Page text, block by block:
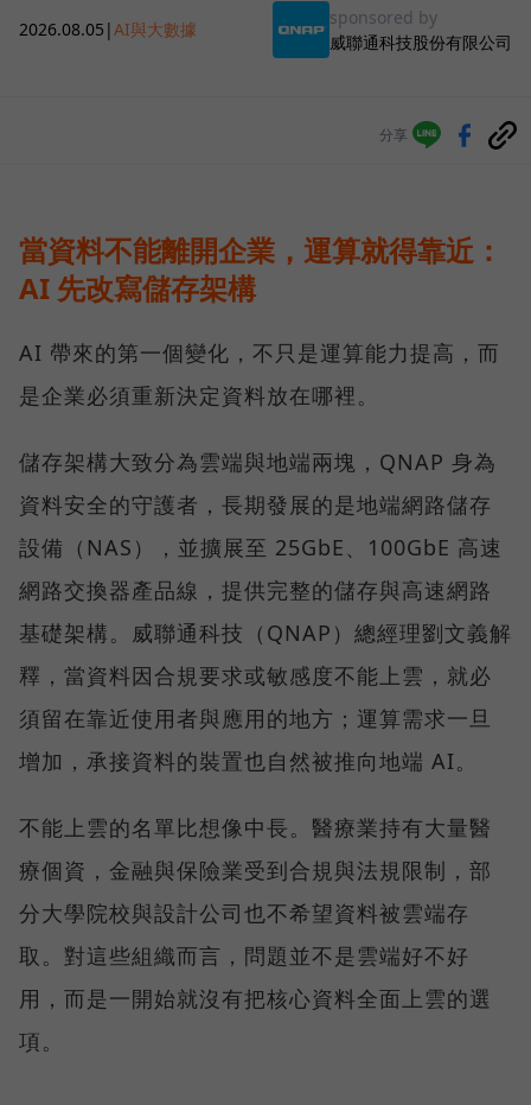
2026.08.05 |AI與大數據
sponsored by
威聯通科技股份有限公司
分享
當資料不能離開企業，運算就得靠近：
AI 先改寫儲存架構
AI 帶來的第一個變化，不只是運算能力提高，而
是企業必須重新決定資料放在哪裡。
儲存架構大致分為雲端與地端兩塊，QNAP 身為
資料安全的守護者，長期發展的是地端網路儲存
設備（NAS），並擴展至 25GbE、100GbE 高速
網路交換器產品線，提供完整的儲存與高速網路
基礎架構。威聯通科技（QNAP）總經理劉文義解
釋，當資料因合規要求或敏感度不能上雲，就必
須留在靠近使用者與應用的地方；運算需求一旦
增加，承接資料的裝置也自然被推向地端 AI。
不能上雲的名單比想像中長。醫療業持有大量醫
療個資，金融與保險業受到合規與法規限制，部
分大學院校與設計公司也不希望資料被雲端存
取。對這些組織而言，問題並不是雲端好不好
用，而是一開始就沒有把核心資料全面上雲的選
項。